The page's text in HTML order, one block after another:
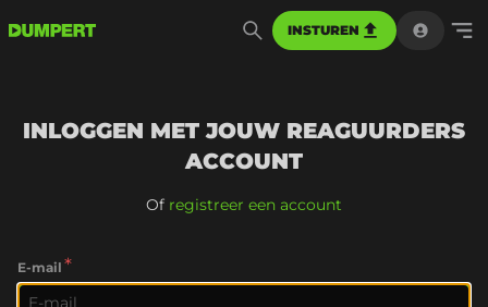
INSTUREN
INLOGGEN MET JOUW REAGUURDERS
ACCOUNT
Of registreer een account
E-mail *